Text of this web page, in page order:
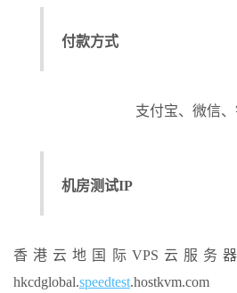
付款方式
支付宝、微信
机房测试IP
香港云地国际VPS云服务
hkcdglobal.speedtest.hostkvm.com